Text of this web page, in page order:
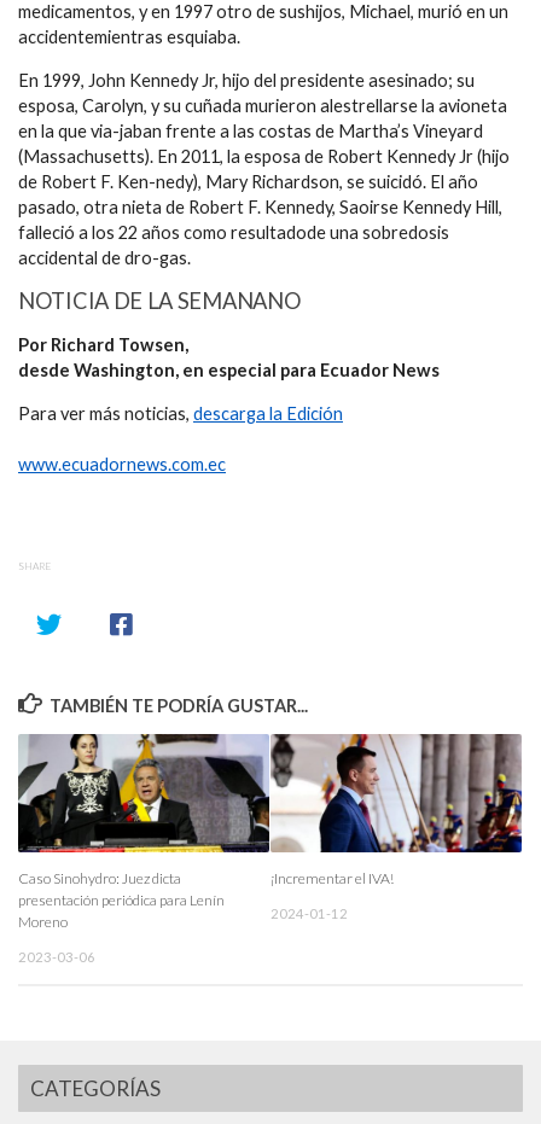
medicamentos, y en 1997 otro de sushijos, Michael, murió en un
accidentemientras esquiaba.
En 1999, John Kennedy Jr, hijo del presidente asesinado; su
esposa, Carolyn, y su cuñada murieron alestrellarse la avioneta
en la que via-jaban frente a las costas de Martha’s Vineyard
(Massachusetts). En 2011, la esposa de Robert Kennedy Jr (hijo
de Robert F. Ken-nedy), Mary Richardson, se suicidó. El año
pasado, otra nieta de Robert F. Kennedy, Saoirse Kennedy Hill,
falleció a los 22 años como resultadode una sobredosis
accidental de dro-gas.
NOTICIA DE LA SEMANANO
Por Richard Towsen,
desde Washington, en especial para Ecuador News
Para ver más noticias, descarga la Edición
www.ecuadornews.com.ec
SHARE
TAMBIÉN TE PODRÍA GUSTAR...
Caso Sinohydro: Juez dicta
presentación periódica para Lenín
Moreno
2023-03-06
¡Incrementar el IVA!
2024-01-12
CATEGORÍAS